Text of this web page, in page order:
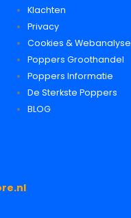
Klachten
Privacy
Cookies & Webanalyse
Poppers Groothandel
Poppers Informatie
De Sterkste Poppers
BLOG
.